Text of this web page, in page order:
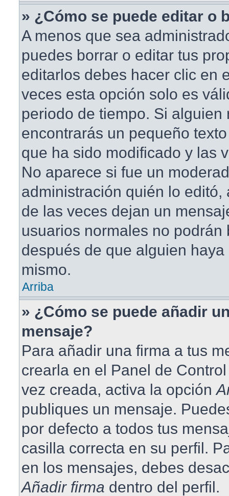
» ¿Cómo se puede editar o
A menos que sea
puedes borrar o editar tus
editarlos debes hacer clic en
veces esta opción solo es
periodo de tiempo. Si alguien
encontrarás un pequeño
que ha sido modificado y las
No aparece si fue un
administración quién lo editó,
de las veces dejan un
usuarios normales no podrán
después de que alguien
mismo.
Arriba
» ¿Cómo se puede añadir
mensaje?
Para añadir una firma a tus
crearla en el Panel de
vez creada, activa la opción
publiques un mensaje.
por defecto a todos tus
casilla correcta en su perfil.
en los mensajes, debes
Añadir firma dentro del perfil.